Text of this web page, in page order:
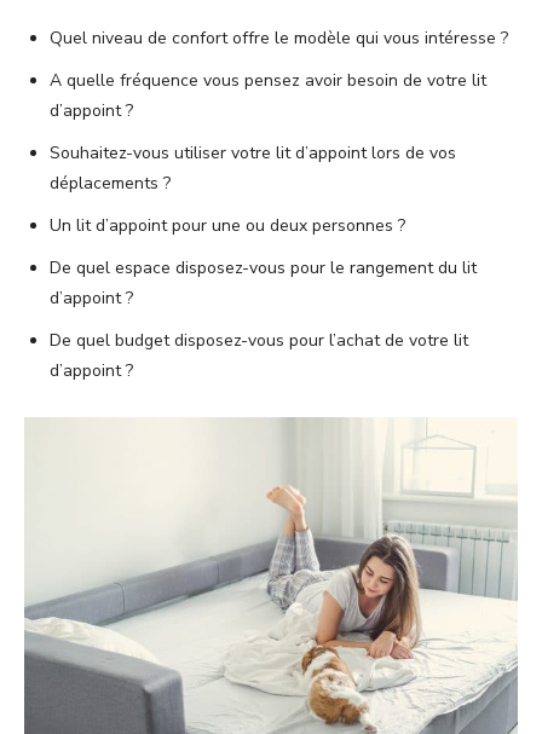
Quel niveau de confort offre le modèle qui vous intéresse ?
A quelle fréquence vous pensez avoir besoin de votre lit
d’appoint ?
Souhaitez-vous utiliser votre lit d’appoint lors de vos
déplacements ?
Un lit d’appoint pour une ou deux personnes ?
De quel espace disposez-vous pour le rangement du lit
d’appoint ?
De quel budget disposez-vous pour l’achat de votre lit
d’appoint ?